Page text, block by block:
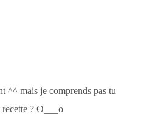
^^ mais je comprends pas tu
recette ? O___o